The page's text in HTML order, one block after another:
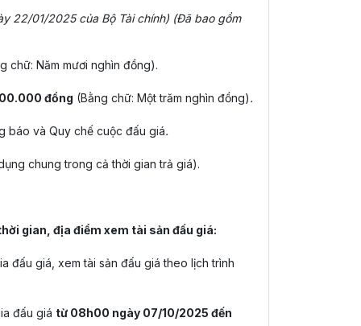
22/01/2025 của Bộ Tài chính) (Đã bao gồm
chữ: Năm mươi nghìn đồng).
đồng (Bằng chữ: Một trăm nghìn đồng).
báo và Quy chế cuộc đấu giá.
chung trong cả thời gian trả giá).
gian, địa điểm xem tài sản đấu giá:
đấu giá, xem tài sản đấu giá theo lịch trình
đấu giá từ 08h00 ngày 07/10/2025 đến